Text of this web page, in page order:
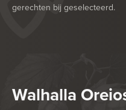
gerechten bij geselecteerd.
HEERLIJK BIJ
Walhalla